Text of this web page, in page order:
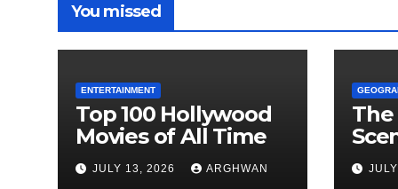
You missed
ENTERTAINMENT
Top 100 Hollywood
Movies of All Time
JULY 13, 2026 ARGHWAN